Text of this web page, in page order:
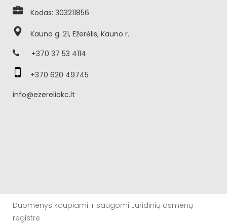
Kodas: 303211856
Kauno g. 21, Ežerėlis, Kauno r.
+370 37 53 4114
+370 620 49745
info@ezereliokc.lt
Duomenys kaupiami ir saugomi Juridinių asmenų
registre